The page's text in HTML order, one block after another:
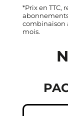
*Prix en TTC,
combinaison
mois.